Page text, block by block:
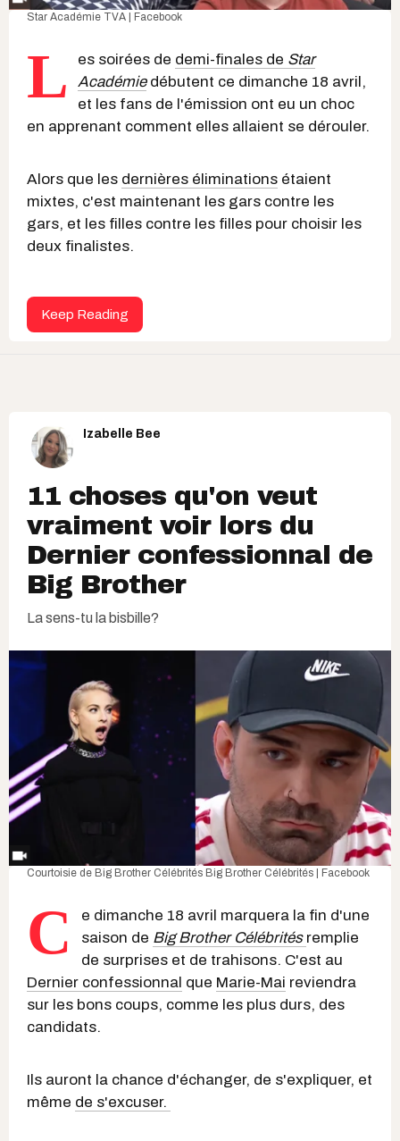
Star Académie TVA | Facebook
L es soirées de demi-finales de Star
Académiedébutent ce dimanche 18 avril,
et les fans de l'émission ont eu un choc
en apprenant comment elles allaient se dérouler.
Alors que les dernières éliminations étaient
mixtes, c'est maintenant les gars contre les
gars, et les filles contre les filles pour choisir les
deux finalistes.
Keep Reading
Izabelle Bee
11 choses qu'on veut
vraiment voir lors du
Dernier confessionnal de
Big Brother
La sens-tu la bisbille?
Courtoisie de Big Brother Célébrités Big Brother Célébrités | Facebook
C
e dimanche 18 avril marquera la fin d'une
saison de Big Brother Célébrités remplie
de surprises et de trahisons. C'est au
Dernier confessionnal que Marie-Mai reviendra
sur les bons coups, comme les plus durs, des
candidats.
Ils auront la chance d'échanger, de s'expliquer, et
même de s'excuser.